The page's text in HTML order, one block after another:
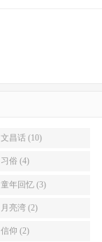
文昌话 (10)
习俗 (4)
童年回忆 (3)
月亮湾 (2)
信仰 (2)